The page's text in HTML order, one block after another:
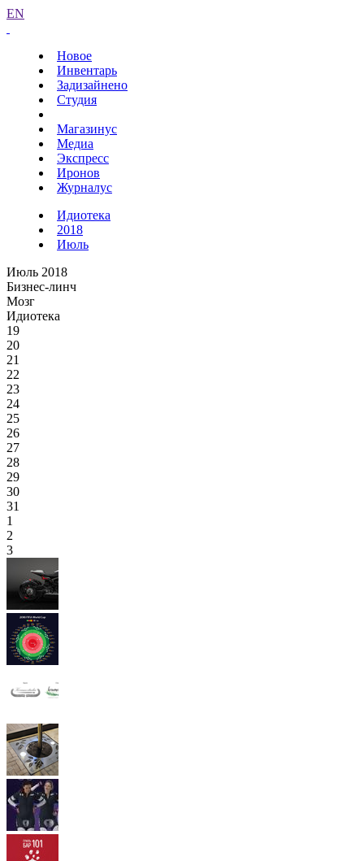
EN
Новое
Инвентарь
Задизайнено
Студия
Магазинус
Медиа
Экспресс
Иронов
Журналус
Идиотека
2018
Июль
Июль 2018
Бизнес-линч
Мозг
Идиотека
19
20
21
22
23
24
25
26
27
28
29
30
31
1
2
3